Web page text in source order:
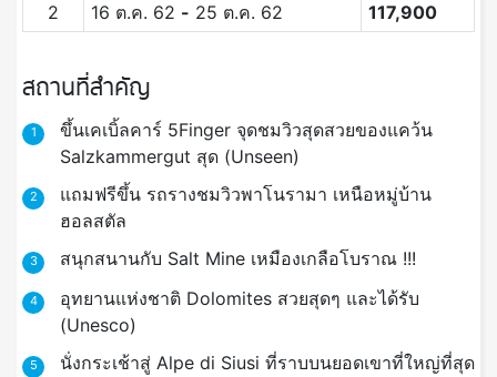
2
16 ต.ค. 62 - 25 ต.ค. 62 117,900
สถานที่สำคัญ
1
ขึ้นเคเบิ้ลคาร์ 5Finger จุดชมวิวสุดสวยของแคว้น
Salzkammergut สุด (Unseen)
2
แถมฟรีขึ้น รถรางชมวิวพาโนรามา เหนือหมู่บ้าน
ฮอลสตัล
3 สนุกสนานกับ Salt Mine เหมืองเกลือโบราณ !!!
4
อุทยานแห่งชาติ Dolomites สวยสุดๆ และได้รับ
(Unesco)
5
นั่งกระเช้าสู่ Alpe di Siusi ที่ราบบนยอดเขาที่ใหญ่ที่สุด